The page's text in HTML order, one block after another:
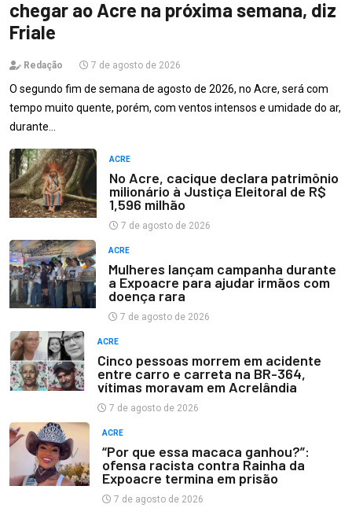
chegar ao Acre na próxima semana, diz
Friale
Redação 7 de agosto de 2026
O segundo fim de semana de agosto de 2026, no Acre, será com
tempo muito quente, porém, com ventos intensos e umidade do ar,
durante…
ACRE
No Acre, cacique declara patrimônio
milionário à Justiça Eleitoral de R$
1,596 milhão
7 de agosto de 2026
ACRE
Mulheres lançam campanha durante
a Expoacre para ajudar irmãos com
doença rara
7 de agosto de 2026
ACRE
Cinco pessoas morrem em acidente
entre carro e carreta na BR-364,
vítimas moravam em Acrelândia
7 de agosto de 2026
ACRE
“Por que essa macaca ganhou?”:
ofensa racista contra Rainha da
Expoacre termina em prisão
7 de agosto de 2026